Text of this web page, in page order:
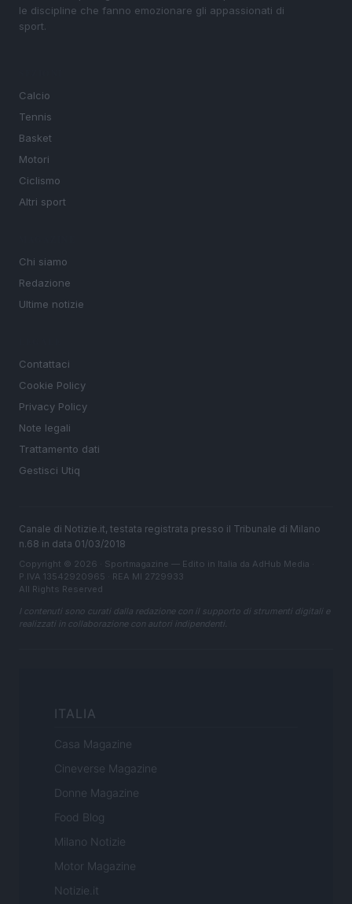
le discipline che fanno emozionare gli appassionati di
sport.
Calcio
Tennis
Basket
Motori
Ciclismo
Altri sport
Chi siamo
Redazione
Ultime notizie
Contattaci
Cookie Policy
Privacy Policy
Note legali
Trattamento dati
Gestisci Utiq
Canale di Notizie.it, testata registrata presso il Tribunale di Milano
n.68 in data 01/03/2018
Copyright © 2026 · Sportmagazine — Edito in Italia da AdHub Media
P.IVA 13542920965 · REA MI 2729933
All Rights Reserved
I contenuti sono curati dalla redazione con il supporto di strumenti digitali e
realizzati in collaborazione con autori indipendenti.
ITALIA
Casa Magazine
Cineverse Magazine
Donne Magazine
Food Blog
Milano Notizie
Motor Magazine
Notizie.it